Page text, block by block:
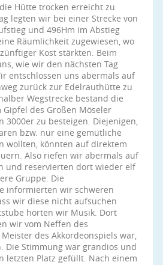
Hütte trocken erreicht zu
legten wir bei einer Strecke von
und 496Hm im Abstieg
Räumlichkeit zugewiesen, wo
Kost stärkten. Beim
wie wir den nächsten Tag
entschlossen uns abermals auf
zurück zur Edelrauthütte zu
Wegstrecke bestand die
des Großen Möseler
3000er zu besteigen. Diejenigen,
bzw. nur eine gemütliche
wollten, könnten auf direktem
Also riefen wir abermals auf
und reservierten dort wieder elf
Gruppe. Die
informierten wir schweren
wir diese nicht aufsuchen
hörten wir Musik. Dort
wir vom Neffen des
des Akkordeonspiels war,
Die Stimmung war grandios und
letzten Platz gefüllt. Nach einem